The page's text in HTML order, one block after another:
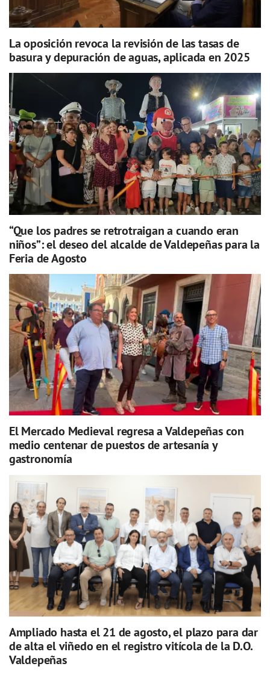
La oposición revoca la revisión de las tasas de
basura y depuración de aguas, aplicada en 2025
“Que los padres se retrotraigan a cuando eran
niños”: el deseo del alcalde de Valdepeñas para la
Feria de Agosto
El Mercado Medieval regresa a Valdepeñas con
medio centenar de puestos de artesanía y
gastronomía
Ampliado hasta el 21 de agosto, el plazo para dar
de alta el viñedo en el registro vitícola de la D.O.
Valdepeñas